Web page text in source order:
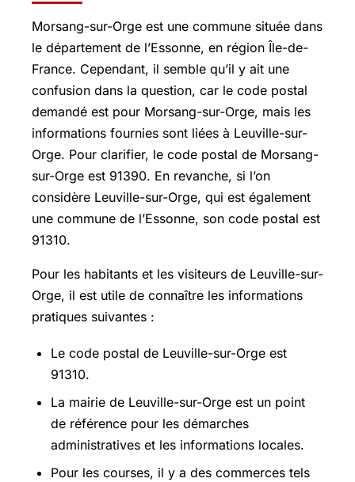
Morsang-sur-Orge est une commune située dans
le département de l’Essonne, en région Île-de-
France. Cependant, il semble qu’il y ait une
confusion dans la question, car le code postal
demandé est pour Morsang-sur-Orge, mais les
informations fournies sont liées à Leuville-sur-
Orge. Pour clarifier, le code postal de Morsang-
sur-Orge est 91390. En revanche, si l’on
considère Leuville-sur-Orge, qui est également
une commune de l’Essonne, son code postal est
91310.
Pour les habitants et les visiteurs de Leuville-sur-
Orge, il est utile de connaître les informations
pratiques suivantes :
Le code postal de Leuville-sur-Orge est
91310.
La mairie de Leuville-sur-Orge est un point
de référence pour les démarches
administratives et les informations locales.
Pour les courses, il y a des commerces tels